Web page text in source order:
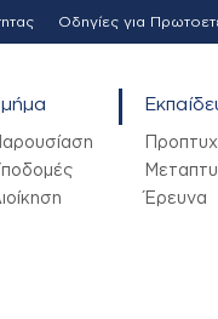
Οδηγίες για
Έρευνα